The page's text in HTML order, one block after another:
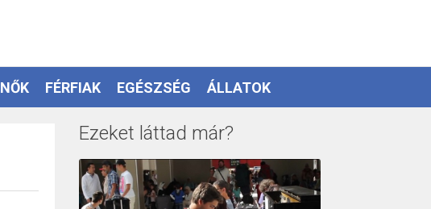
NŐK FÉRFIAK EGÉSZSÉG ÁLLATOK
Ezeket láttad már?